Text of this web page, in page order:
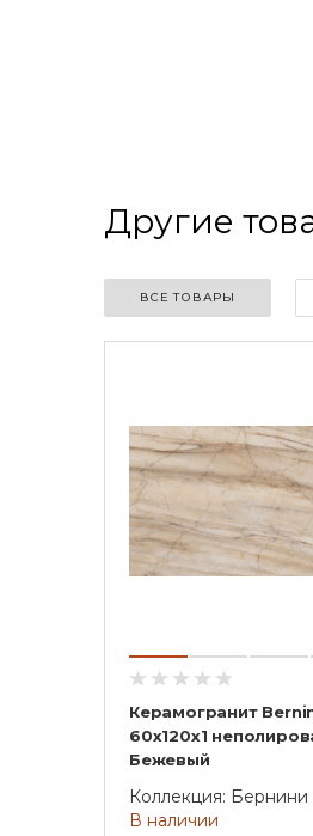
Другие
ВСЕ ТОВАРЫ
Керамогранит
60x120x1
Бежевый
Коллекция: Бернини
В наличии